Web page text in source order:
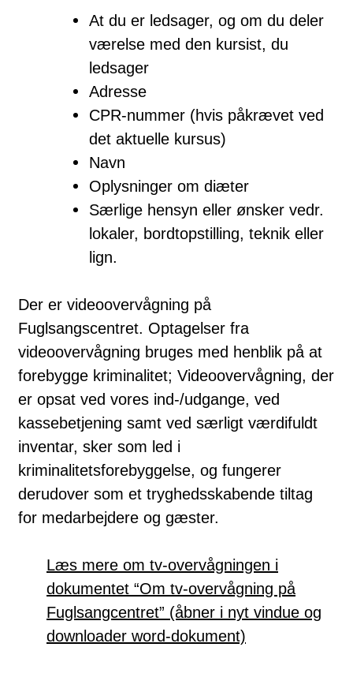
At du er ledsager, og om du deler
værelse med den kursist, du
ledsager
Adresse
CPR-nummer (hvis påkrævet ved
det aktuelle kursus)
Navn
Oplysninger om diæter
Særlige hensyn eller ønsker vedr.
lokaler, bordtopstilling, teknik eller
lign.
Der er videoovervågning på
Fuglsangscentret. Optagelser fra
videoovervågning bruges med henblik på at
forebygge kriminalitet; Videoovervågning, der
er opsat ved vores ind-/udgange, ved
kassebetjening samt ved særligt værdifuldt
inventar, sker som led i
kriminalitetsforebyggelse, og fungerer
derudover som et tryghedsskabende tiltag
for medarbejdere og gæster.
Læs mere om tv-overvågningen i
dokumentet “Om tv-overvågning på
Fuglsangcentret” (åbner i nyt vindue og
downloader word-dokument)